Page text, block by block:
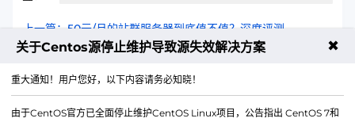
上一篇：50元/月的站群服务器到底值不值？深度评测
关于Centos源停止维护导致源失效解决方案 ✖
重大通知！用户您好，以下内容请务必知晓！
由于CentOS官方已全面停止维护CentOS Linux项目，公告指出 CentOS 7和